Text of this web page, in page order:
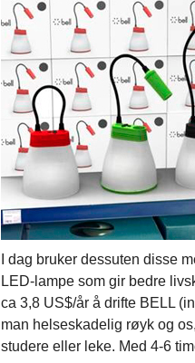
I dag bruker dessuten disse
LED-lampe som gir bedre
ca 3,8 US$/år å drifte BELL
man helseskadelig røyk og
studere eller leke. Med 4-6